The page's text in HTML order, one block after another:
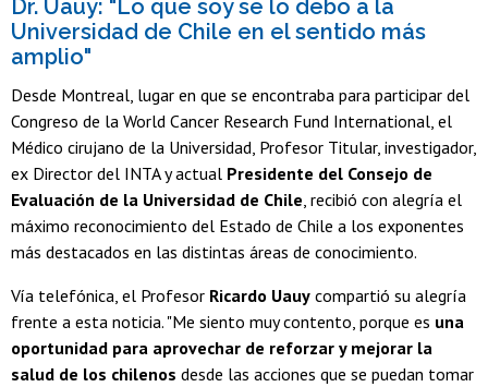
Dr. Uauy: "Lo que soy se lo debo a la
Universidad de Chile en el sentido más
amplio"
Desde Montreal, lugar en que se encontraba para participar del
Congreso de la World Cancer Research Fund International, el
Médico cirujano de la Universidad, Profesor Titular, investigador,
ex Director del INTA y actual Presidente del Consejo de
Evaluación de la Universidad de Chile, recibió con alegría el
máximo reconocimiento del Estado de Chile a los exponentes
más destacados en las distintas áreas de conocimiento.
Vía telefónica, el Profesor Ricardo Uauy compartió su alegría
frente a esta noticia. "Me siento muy contento, porque es una
oportunidad para aprovechar de reforzar y mejorar la
salud de los chilenos desde las acciones que se puedan tomar